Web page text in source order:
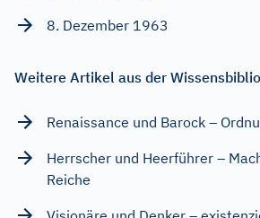
8. Dezember 1963
Weitere Artikel aus der
Renaissance und Barock –
Herrscher und Heerführer –
Reiche